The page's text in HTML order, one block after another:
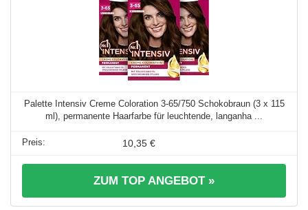
Palette Intensiv Creme Coloration 3-65/750 Schokobraun (3 x 115
ml), permanente Haarfarbe für leuchtende, langanha ...
10,35 €
ZUM TOP ANGEBOT »